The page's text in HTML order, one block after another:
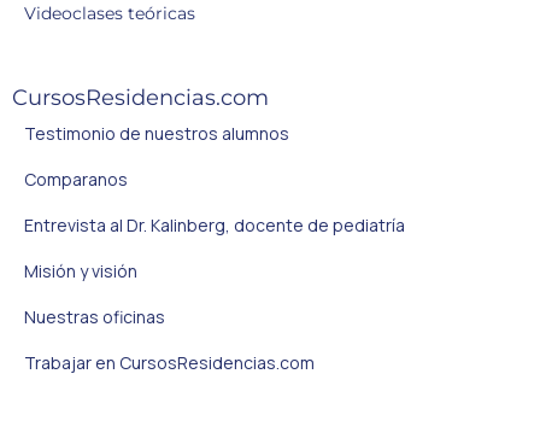
Videoclases teóricas
CursosResidencias.com
Testimonio de nuestros alumnos
Comparanos
Entrevista al Dr. Kalinberg, docente de pediatría
Misión y visión
Nuestras oficinas
Trabajar en CursosResidencias.com